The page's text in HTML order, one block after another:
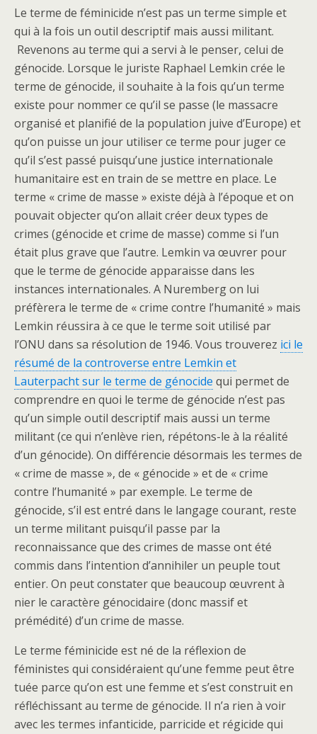
Le terme de féminicide n’est pas un terme simple et
qui à la fois un outil descriptif mais aussi militant.
Revenons au terme qui a servi à le penser, celui de
génocide. Lorsque le juriste Raphael Lemkin crée le
terme de génocide, il souhaite à la fois qu’un terme
existe pour nommer ce qu’il se passe (le massacre
organisé et planifié de la population juive d’Europe) et
qu’on puisse un jour utiliser ce terme pour juger ce
qu’il s’est passé puisqu’une justice internationale
humanitaire est en train de se mettre en place. Le
terme « crime de masse » existe déjà à l’époque et on
pouvait objecter qu’on allait créer deux types de
crimes (génocide et crime de masse) comme si l’un
était plus grave que l’autre. Lemkin va œuvrer pour
que le terme de génocide apparaisse dans les
instances internationales. A Nuremberg on lui
préfèrera le terme de « crime contre l’humanité » mais
Lemkin réussira à ce que le terme soit utilisé par
l’ONU dans sa résolution de 1946. Vous trouverez ici le
résumé de la controverse entre Lemkin et
Lauterpacht sur le terme de génocide qui permet de
comprendre en quoi le terme de génocide n’est pas
qu’un simple outil descriptif mais aussi un terme
militant (ce qui n’enlève rien, répétons-le à la réalité
d’un génocide). On différencie désormais les termes de
« crime de masse », de « génocide » et de « crime
contre l’humanité » par exemple. Le terme de
génocide, s’il est entré dans le langage courant, reste
un terme militant puisqu’il passe par la
reconnaissance que des crimes de masse ont été
commis dans l’intention d’annihiler un peuple tout
entier. On peut constater que beaucoup œuvrent à
nier le caractère génocidaire (donc massif et
prémédité) d’un crime de masse.
Le terme féminicide est né de la réflexion de
féministes qui considéraient qu’une femme peut être
tuée parce qu’on est une femme et s’est construit en
réfléchissant au terme de génocide. Il n’a rien à voir
avec les termes infanticide, parricide et régicide qui